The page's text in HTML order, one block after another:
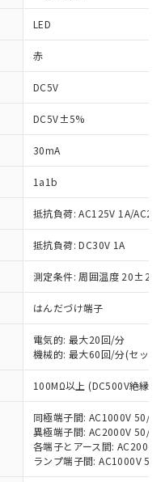
LED
赤
DC5V
DC5V±5%
30mA
1a1b
抵抗負荷: AC125V 1A/
抵抗負荷: DC30V 1A
測定条件: 周囲温度 20±2℃
はんだづけ端子
電気的: 最大20回/分
機械的: 最大60回/分(セット
100MΩ以上 (DC500V絶縁抵
同極端子間: AC1000V 50/
異極端子間: AC2000V 50/
各端子とアース間:
ランプ端子間: AC1000V
令（10物質）の
供可能な商品で
10物質）の非含
える予定のある